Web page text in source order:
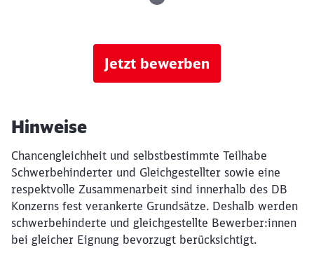
Jetzt bewerben
Hinweise
Chancengleichheit und selbstbestimmte Teilhabe
Schwerbehinderter und Gleichgestellter sowie eine
respektvolle Zusammenarbeit sind innerhalb des DB
Konzerns fest verankerte Grundsätze. Deshalb werden
schwerbehinderte und gleichgestellte Bewerber:innen
bei gleicher Eignung bevorzugt berücksichtigt.